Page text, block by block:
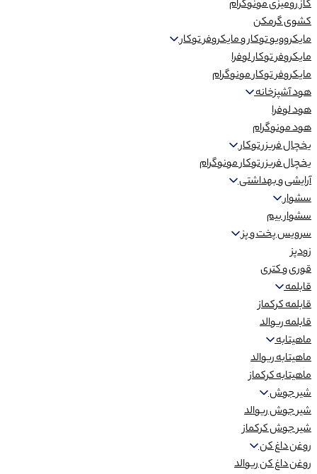
گاز رومیزی مونوگرام
کشوی گرمکن
مایکروویو توکار و مایکروفر توکار
مایکروفر توکار لوفرا
مایکروفر توکار مونوگرام
هود آشپزخانه
هود لوفرا
هود مونوگرام
یخچال فریزر توکار
یخچال فریزر توکار مونوگرام
آرایشی و بهداشتی
سشوار
سشوار بیم
سرویس پخت و پز
زودپز
قوری و کتری
قابلمه
قابلمه کرکماز
قابلمه ریوالد
ماهیتابه
ماهیتابه ریوالد
ماهیتابه کرکماز
شیر جوش
شیر جوش ریوالد
شیر جوش کرکماز
روغن داغ کن
روغن داغ کن ریوالد